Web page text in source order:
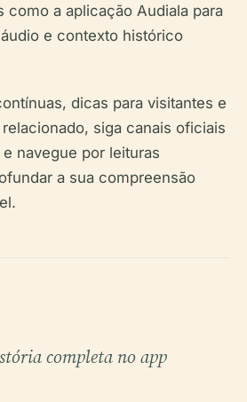
como a aplicação Audiala para
e contexto histórico
dicas para visitantes e
siga canais oficiais
e navegue por leituras
a sua compreensão
completa no app